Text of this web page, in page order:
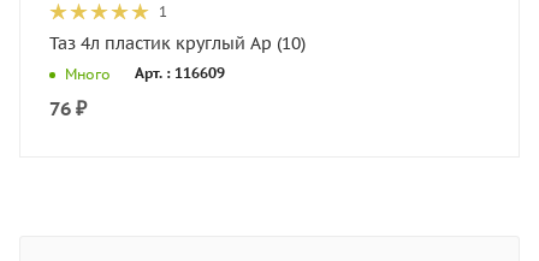
1
Таз 4л пластик круглый Ар (10)
Много Арт. : 116609
76 ₽